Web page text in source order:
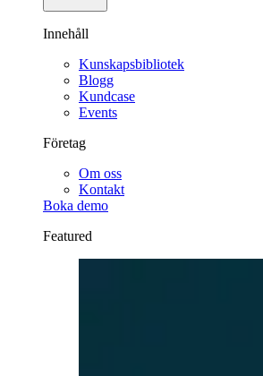
Innehåll
Kunskapsbibliotek
Blogg
Kundcase
Events
Företag
Om oss
Kontakt
Boka demo
Featured